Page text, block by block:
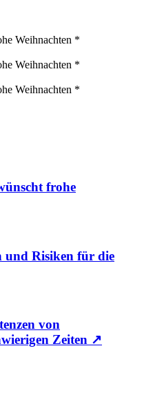
frohe
und Risiken für die
von
Zeiten ↗